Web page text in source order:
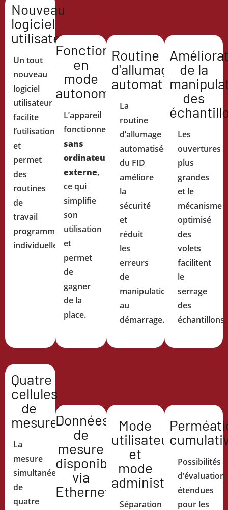
Nouveau
logiciel
utilisateur
Un tout
nouveau
logiciel
utilisateur
facilite
l’utilisation
et
permet
des
routines
de
travail
programmées
individuellement.
Fonctionnement
en
mode
autonome
L’appareil
fonctionne
sans
ordinateur
externe,
ce qui
simplifie
son
utilisation
et
permet
de
gagner
de la
place.
Routine
d'allumage
automatisée
La
routine
d’allumage
automatisée
du FID
améliore
la
sécurité
et
réduit
les
erreurs
de
manipulation
au
démarrage.
de la
des
Les
ouvertures
plus
grandes
et le
mécanisme
optimisé
des
volets
facilitent
le
serrage
des
échantillons.
Quatre
cellules
de
mesure
La
mesure
simultanée
de
quatre
Données
de
mesure
disponibles
via
Ethernet
Mode
utilisateur
et
mode
administrateur
Séparation
Possibilités
d’évaluation
étendues
pour les